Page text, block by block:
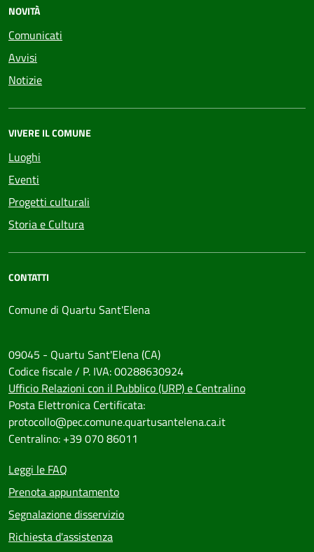
NOVITÀ
Comunicati
Avvisi
Notizie
VIVERE IL COMUNE
Luoghi
Eventi
Progetti culturali
Storia e Cultura
CONTATTI
Comune di Quartu Sant'Elena
09045 - Quartu Sant'Elena (CA)
Codice fiscale / P. IVA: 00288630924
Ufficio Relazioni con il Pubblico (URP) e Centralino
Posta Elettronica Certificata:
protocollo@pec.comune.quartusantelena.ca.it
Centralino: +39 070 86011
Leggi le FAQ
Prenota appuntamento
Segnalazione disservizio
Richiesta d'assistenza